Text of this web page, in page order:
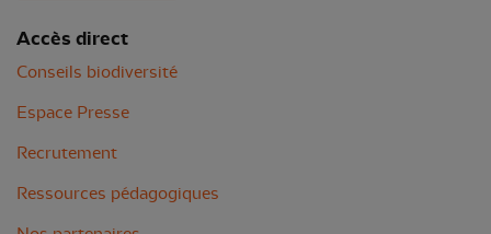
Accès direct
Conseils biodiversité
Espace Presse
Recrutement
Ressources pédagogiques